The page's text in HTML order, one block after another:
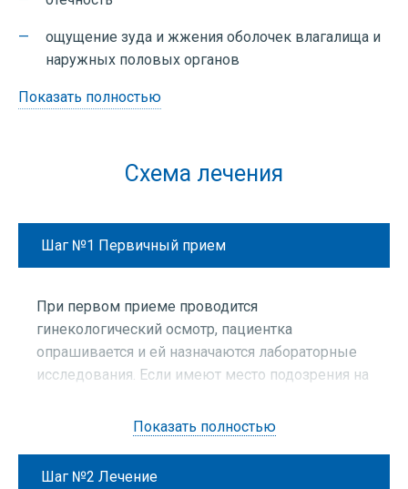
ощущение зуда и жжения оболочек влагалища и
наружных половых органов
Показать полностью
Схема лечения
Шаг №1 Первичный прием
При первом приеме проводится
гинекологический осмотр, пациентка
опрашивается и ей назначаются лабораторные
исследования. Если имеют место подозрения на
ультразвуковое исследование органов малого
Методы диагностики:
Показать полностью
осмотр, пациентка опрашивается и ей назначаются
Шаг №2 Лечение